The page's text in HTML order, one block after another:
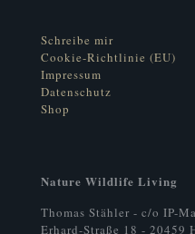
Schreibe mir
Cookie-Richtlinie (EU)
Impressum
Datenschutz
Shop
Nature Wildlife Living
Thomas Stähler - c/o IP-
Erhard-Straße 18 - 20459